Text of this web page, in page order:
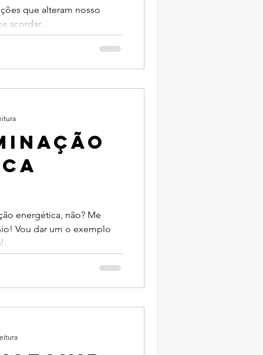
que alteram nosso
acordar...
energética, não? Me
Vou dar um o exemplo